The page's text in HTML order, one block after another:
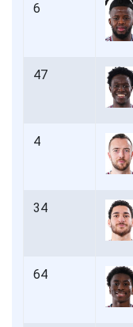
6
47
4
34
64